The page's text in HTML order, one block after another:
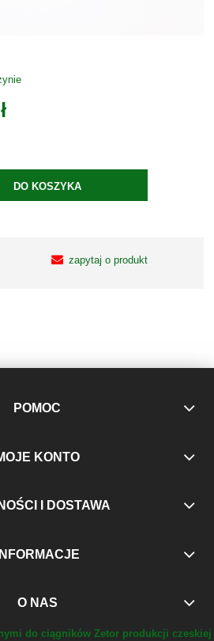
DO KOSZYKA
zapytaj o produkt
POMOC
KONTO
I DOSTAWA
INFORMACJE
O NAS
do ciągników Zetor produkcji czeskiej